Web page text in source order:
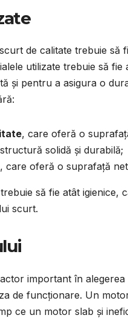
de calitate trebuie să
utilizate trebuie să
și pentru a asigura o
, care oferă o
solidă și durabilă;
, care oferă o suprafață
să fie atât
scurt.
important în
de funcționare. Un
ce un motor slab și